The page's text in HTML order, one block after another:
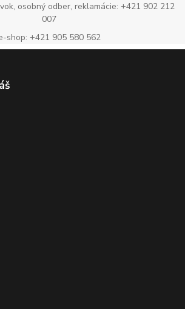
osobný odber, reklamácie: +421 902 212
007
shop: +421 905 580 562